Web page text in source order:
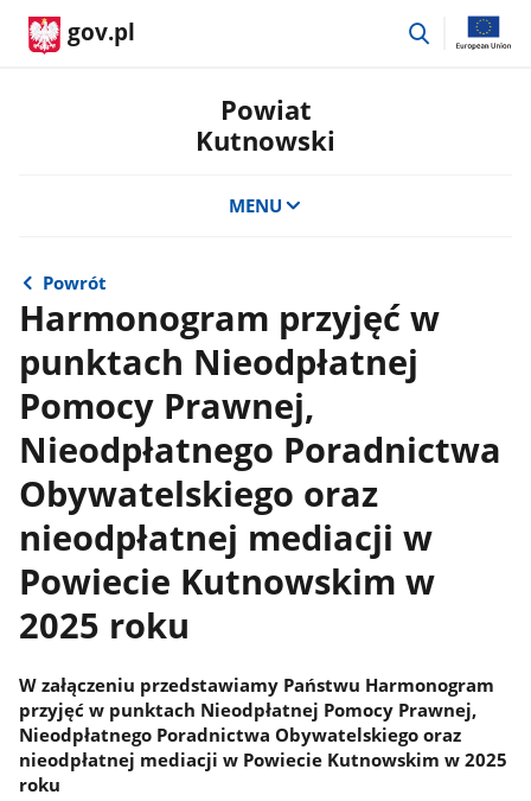
gov.pl
przejdź
Powiat
Kutnowski
MENU
Powrót
Harmonogram przyjęć w
punktach Nieodpłatnej
Pomocy Prawnej,
Nieodpłatnego Poradnictwa
Obywatelskiego oraz
nieodpłatnej mediacji w
Powiecie Kutnowskim w
2025 roku
W załączeniu przedstawiamy Państwu Harmonogram
przyjęć w punktach Nieodpłatnej Pomocy Prawnej,
Nieodpłatnego Poradnictwa Obywatelskiego oraz
nieodpłatnej mediacji w Powiecie Kutnowskim w 2025
roku